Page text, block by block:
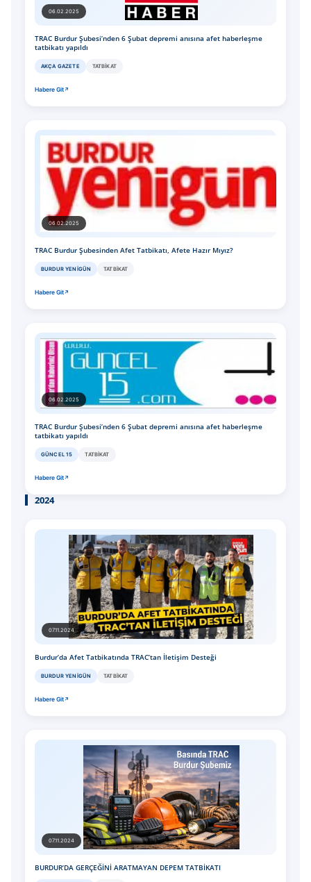
06.02.2025
TRAC Burdur Şubesi’nden 6 Şubat depremi anısına afet haberleşme
tatbikatı yapıldı
AKÇA GAZETE TATBIKAT
Habere Git
06.02.2025
TRAC Burdur Şubesinden Afet Tatbikatı, Afete Hazır Mıyız?
BURDUR YENIGÜN TATBIKAT
Habere Git
06.02.2025
TRAC Burdur Şubesi’nden 6 Şubat depremi anısına afet haberleşme
tatbikatı yapıldı
GÜNCEL 15 TATBIKAT
Habere Git
2024
07.11.2024
Burdur’da Afet Tatbikatında TRAC’tan İletişim Desteği
BURDUR YENIGÜN TATBIKAT
Habere Git
07.11.2024
BURDUR’DA GERÇEĞİNİ ARATMAYAN DEPEM TATBİKATI